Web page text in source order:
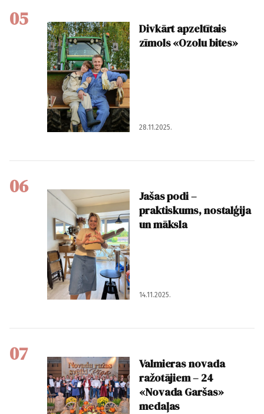
05
Divkārt apzeltītais
zīmols «Ozolu bites»
28.11.2025.
06
Jašas podi –
praktiskums, nostalģija
un māksla
14.11.2025.
07
Valmieras novada
ražotājiem – 24
«Novada Garšas»
medaļas